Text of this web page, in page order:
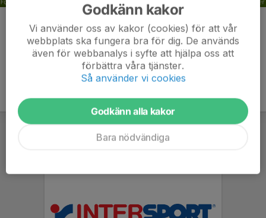
Kommentarer
Godkänn kakor
Vi använder oss av kakor (cookies) för att vår
webbplats ska fungera bra för dig. De används
även för webbanalys i syfte att hjälpa oss att
förbättra våra tjänster.
Så använder vi cookies
Godkänn alla kakor
Bara nödvändiga